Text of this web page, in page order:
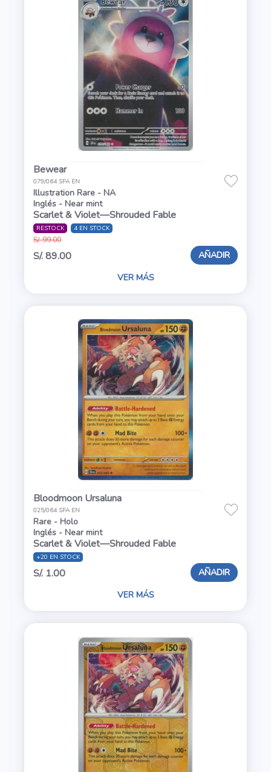
Bewear
079/064 SFA EN
Illustration Rare - NA
Inglés - Near mint
Scarlet & Violet—Shrouded Fable
RESTOCK 4 EN STOCK
S/. 99.00
S/. 89.00 AÑADIR
VER MÁS
Bloodmoon Ursaluna
025/064 SFA EN
Rare - Holo
Inglés - Near mint
Scarlet & Violet—Shrouded Fable
+20 EN STOCK
S/. 1.00 AÑADIR
VER MÁS